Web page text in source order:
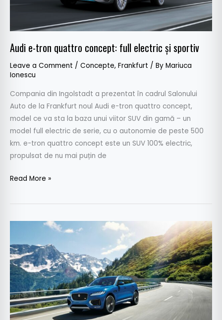
Audi e-tron quattro concept: full electric și sportiv
Leave a Comment / Concepte, Frankfurt / By Mariuca
Ionescu
Compania din Ingolstadt a prezentat în cadrul Salonului
Auto de la Frankfurt noul Audi e-tron quattro concept,
model ce va sta la baza unui viitor SUV din gamă – un
model full electric de serie, cu o autonomie de peste 500
km. e-tron quattro concept este un SUV 100% electric,
propulsat de nu mai puțin de
și
Read More »
Pace:
primul
SUV
Jaguar
atacă
BMW